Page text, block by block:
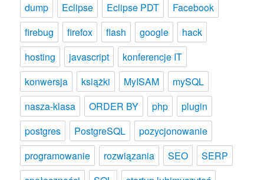
dump
Eclipse Eclipse PDT
Facebook
firebug
firefox flash google
hack
hosting
javascript
konferencje IT
konwersja
książki MyISAM
mySQL
nasza-klasa
ORDER BY php
plugin
postgres
PostgreSQL
pozycjonowanie
programowanie
rozwiązania SEO
SERP